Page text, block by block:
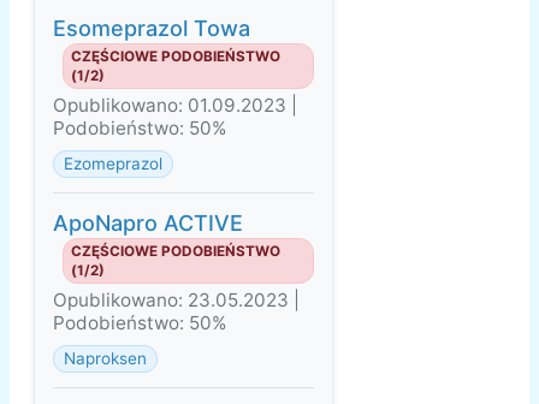
Esomeprazol Towa
CZĘŚCIOWE PODOBIEŃSTWO
(1/2)
Opublikowano: 01.09.2023 |
Podobieństwo: 50%
Ezomeprazol
ApoNapro ACTIVE
CZĘŚCIOWE PODOBIEŃSTWO
(1/2)
Opublikowano: 23.05.2023 |
Podobieństwo: 50%
Naproksen